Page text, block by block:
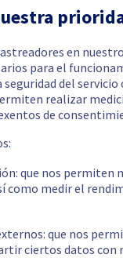
en
para el
del servicio
realizar
de
que nos permiten
como medir el
que nos
ciertos datos con